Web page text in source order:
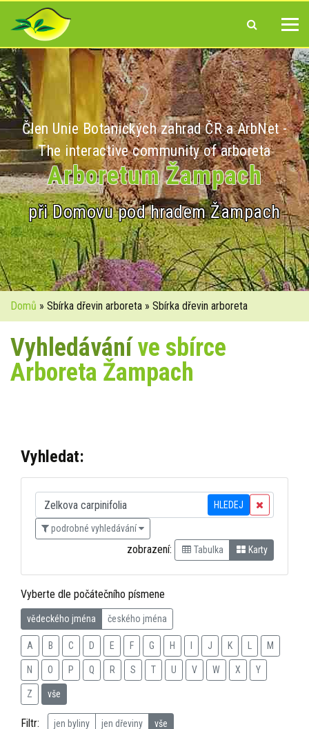
Člen Unie Botanických zahrad ČR a ArbNet -
The interactive community of arboreta
Arboretum Žampach
při Domovu pod hradem Žampach
Domů » Sbírka dřevin arboreta » Sbírka dřevin arboreta
Vyhledáváníve sbírce
Arboreta Žampach
Vyhledat:
HLEDEJ
podrobné vyhledávání
zobrazení: Tabulka Karty
Vyberte dle počátečního písmene
vědeckého jména českého jména
A B C D E F G H J K M
N O P Q R S T U V W X Y
Z vše
Filtr: jen byliny jen dřeviny vše